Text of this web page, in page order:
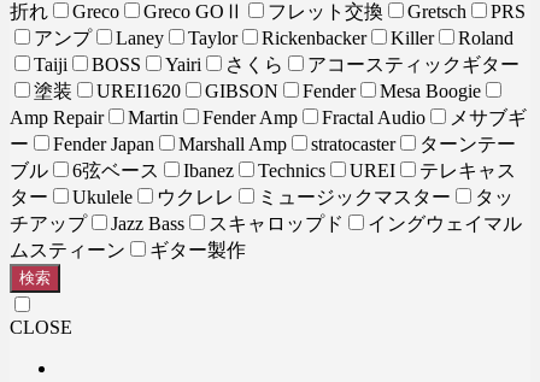
折れ
Greco Greco GOⅡ フレット交換 Gretsch
PRS
アンプ
Laney Taylor Rickenbacker Killer
Roland
Taiji
BOSS Yairi さくら
アコースティックギター
塗装
UREI1620 GIBSON Fender
Mesa Boogie
Amp Repair
Martin Fender Amp Fractal Audio
メサブギ
ー
Fender Japan Marshall Amp stratocaster
ターンテー
ブル
6弦ベース Ibanez Technics UREI
テレキャス
ター
Ukulele ウクレレ ミュージックマスター
タッ
チアップ
Jazz Bass スキャロップド
イングウェイマル
ムスティーン
ギター製作
検索
CLOSE